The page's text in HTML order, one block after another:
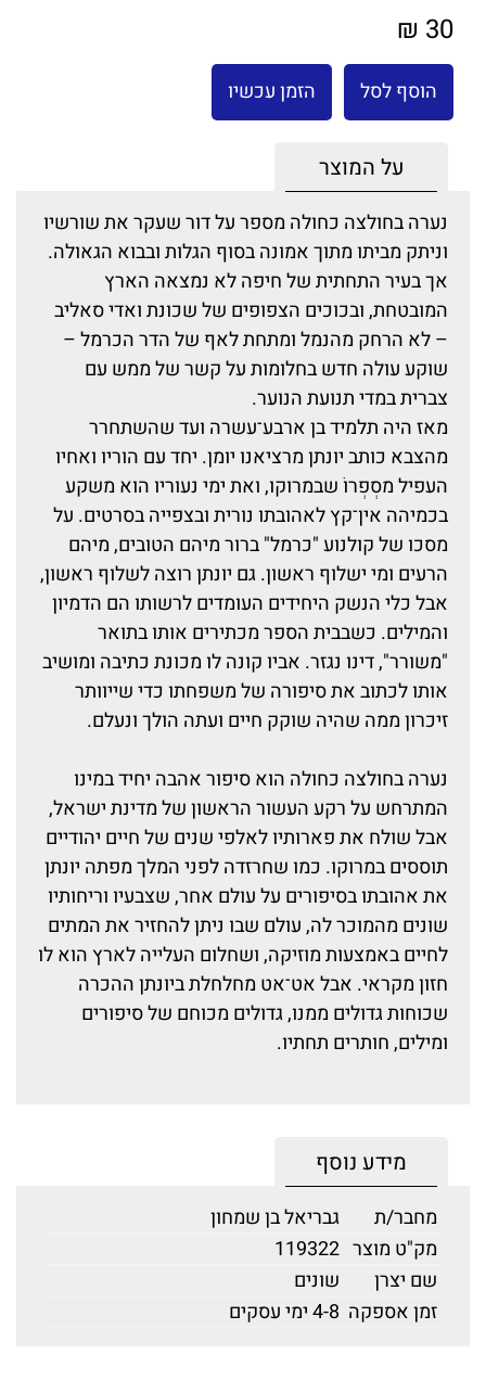
30 ₪
הוסף לסל הזמן עכשיו
על המוצר
נערה בחולצה כחולה מספר על דור שעקר את שורשיו
וניתק מביתו מתוך אמונה בסוף הגלות ובבוא הגאולה.
אך בעיר התחתית של חיפה לא נמצאה הארץ
המובטחת, ובכוכים הצפופים של שכונת ואדי סאליב
– לא הרחק מהנמל ומתחת לאף של הדר הכרמל –
שוקע עולה חדש בחלומות על קשר של ממש עם
צברית במדי תנועת הנוער.
מאז היה תלמיד בן ארבע־עשרה ועד שהשתחרר
מהצבא כותב יונתן מרציאנו יומן. יחד עם הוריו ואחיו
העפיל מסְפְרוֹ שבמרוקו, ואת ימי נעוריו הוא משקע
בכמיהה אין־קץ לאהובתו נורית ובצפייה בסרטים. על
מסכו של קולנוע "כרמל" ברור מיהם הטובים, מיהם
הרעים ומי ישלוף ראשון. גם יונתן רוצה לשלוף ראשון,
אבל כלי הנשק היחידים העומדים לרשותו הם הדמיון
והמילים. כשבבית הספר מכתירים אותו בתואר
"משורר", דינו נגזר. אביו קונה לו מכונת כתיבה ומושיב
אותו לכתוב את סיפורה של משפחתו כדי שייוותר
זיכרון ממה שהיה שוקק חיים ועתה הולך ונעלם.
נערה בחולצה כחולה הוא סיפור אהבה יחיד במינו
המתרחש על רקע העשור הראשון של מדינת ישראל,
אבל שולח את פארותיו לאלפי שנים של חיים יהודיים
תוססים במרוקו. כמו שחרזדה לפני המלך מפתה יונתן
את אהובתו בסיפורים על עולם אחר, שצבעיו וריחותיו
שונים מהמוכר לה, עולם שבו ניתן להחזיר את המתים
לחיים באמצעות מוזיקה, ושחלום העלייה לארץ הוא לו
חזון מקראי. אבל אט־אט מחלחלת ביונתן ההכרה
שכוחות גדולים ממנו, גדולים מכוחם של סיפורים
ומילים, חותרים תחתיו.
מידע נוסף
מחבר/ת
גבריאל בן שמחון
מק"ט מוצר 119322
שם יצרן
שונים
זמן אספקה 4-8 ימי עסקים